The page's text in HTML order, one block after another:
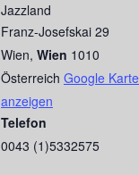
Jazzland
Franz-Josefskai 29
Wien, Wien 1010
Österreich Google Karte
anzeigen
Telefon
0043 (1)5332575